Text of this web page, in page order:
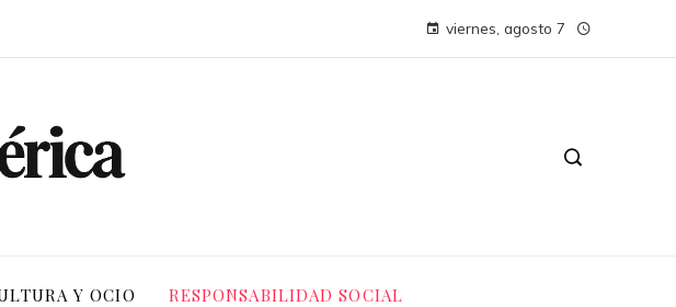
viernes, agosto 7
Y OCIO RESPONSABILIDAD SOCIAL